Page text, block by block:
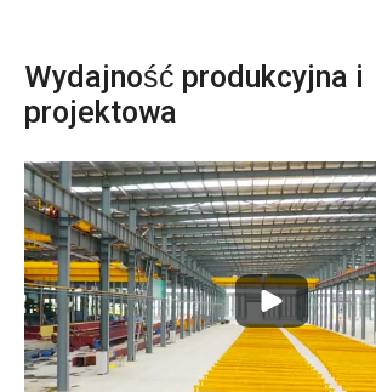
Wydajność produkcyjna i
projektowa